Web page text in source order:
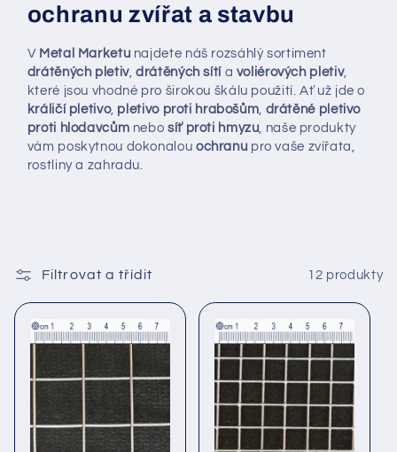
ochranu zvířat a stavbu
V Metal Marketu najdete náš rozsáhlý sortiment
drátěných pletiv,drátěných sítí a voliérových pletiv,
které jsou vhodné pro širokou škálu použití. Ať už jde o
králičí pletivo, pletivo proti hrabošům, drátěné pletivo
proti hlodavcům nebo síť proti hmyzu, naše produkty
vám poskytnou dokonalou ochranu pro vaše zvířata,
rostliny a zahradu.
Filtrovat a třídit 12 produkty